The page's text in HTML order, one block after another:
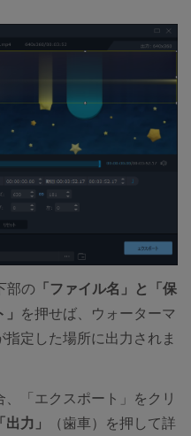
部の 「ファイル名」と「保
を押せば、ウォーターマ
定した場所に出力されま
「エクスポート」をクリ
「出力」
（歯車）を押して詳